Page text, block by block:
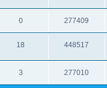
0 277409
18 448517
3 277010